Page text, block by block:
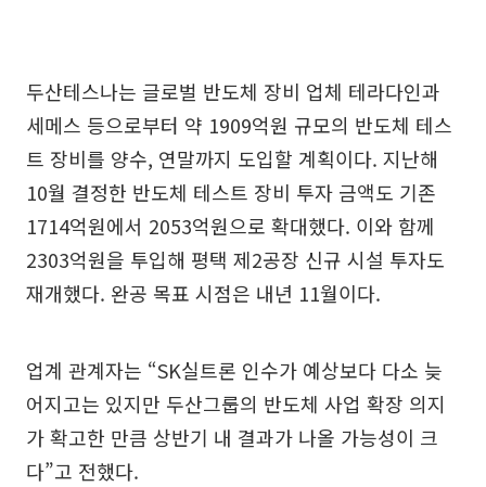
두산테스나는 글로벌 반도체 장비 업체 테라다인과
세메스 등으로부터 약 1909억원 규모의 반도체 테스
트 장비를 양수, 연말까지 도입할 계획이다. 지난해
10월 결정한 반도체 테스트 장비 투자 금액도 기존
1714억원에서 2053억원으로 확대했다. 이와 함께
2303억원을 투입해 평택 제2공장 신규 시설 투자도
재개했다. 완공 목표 시점은 내년 11월이다.
업계 관계자는 “SK실트론 인수가 예상보다 다소 늦
어지고는 있지만 두산그룹의 반도체 사업 확장 의지
가 확고한 만큼 상반기 내 결과가 나올 가능성이 크
다”고 전했다.